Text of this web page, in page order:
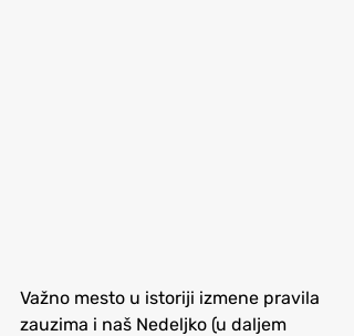
Važno mesto u istoriji izmene pravila
zauzima i naš Nedeljko (u daljem